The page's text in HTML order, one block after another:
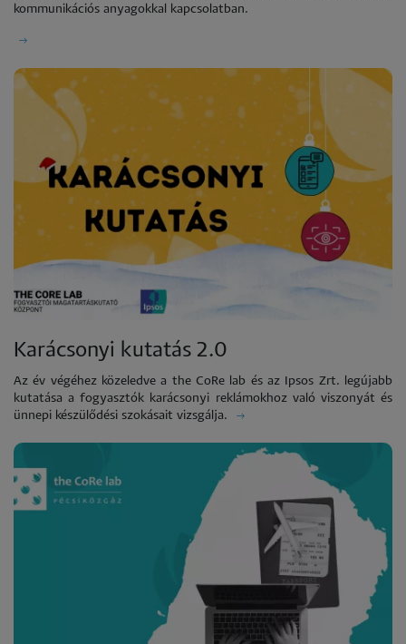
kommunikációs anyagokkal kapcsolatban.
Karácsonyi kutatás 2.0
Az év végéhez közeledve a the CoRe lab és az Ipsos Zrt. legújabb
kutatása a fogyasztók karácsonyi reklámokhoz való viszonyát és
ünnepi készülődési szokásait vizsgálja.